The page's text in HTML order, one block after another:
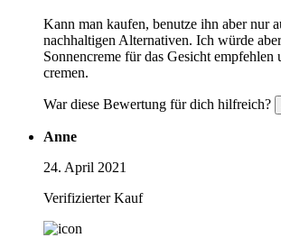
Kann man kaufen, benutze ihn aber nur
nachhaltigen Alternativen. Ich würde
Sonnencreme für das Gesicht
cremen.
War diese Bewertung für dich hilfreich?
Anne
24. April 2021
Verifizierter Kauf